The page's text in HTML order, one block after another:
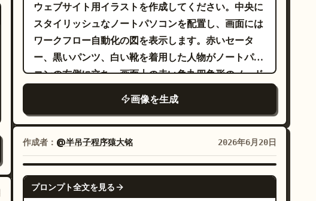
い。 ビジュアルスタイル：ミニマルなコーポレートデ
ザイン、エレガントなプランニングダッシュボードの
コンセプト、モノクロームのネイビーパレットに
温かみのあるゴールド のハイライト、クリーンな幾何
学的形状、滑らかなプラスチックや紙の質感、柔らか
な影、ハイエンドな製品モックアップの美学。
、
深いネイビーのグラデーション を使用し、テクノロジ
ーや生産性のヒーローバナーに適した静かでプロフェ
ッショナルな雰囲気を出してください。 制約事項：人
物、ロゴ、透かし、リアルな散らかり、読み取れるテ
キストは一切禁止。画像の左側 45% は見出し配置用
ップの第 3 版、ゲームプレイイベント、クリスタル、
鉱脈、狩猟ゾーン、および約 68 時間のゲームプレイ
が必要であることに関するデザインノート風のスペイ
ン語の解説文を 2 段落追加する。 メインマップ：右
上に装飾的なダークプレートでタイトル
REGIÓN DE ELDORAN 、サブタイトル
~68h DE JUEGO を記載した、高精細なアイソメト
リック／俯瞰のファンタジー地域マップ。地域の上部
には雪山、緑豊かな森林、曲がりくねった川、ターコ
イズブルーの湖、右側には湿地や沼地、岩山、右側付
近を垂直に走る光り輝くオレンジ色の地質断層、中央
ウェブサイト用イラストを作成してください。中央に
スタイリッシュなノートパソコンを配置し、画面には
ワークフロー自動化の図を表示します。赤いセータ
ー、黒いパンツ、白い靴を着用した人物がノートパソ
コンの右側に立ち、画面上の赤い角丸四角形のノード
クターと 3D を融合させたスタイルを用い、太い黒の
輪郭線、柔らかなグレーの影、白い表面、そしてオレ
ンジ、赤、黒、ライトグレーに限定した配色で構成し
てください。ノートパソコンの画面背後や周囲に、黒
い回路のような線と小さなオレンジの円形ジャンクシ
ョンでつながれた 7 つのオブジェクトを正確に配置し
画像を生成
作成者： @半吊子程序猿大铭 2026年6月20日
NANO BANANA PRO
プロンプト全文を見る